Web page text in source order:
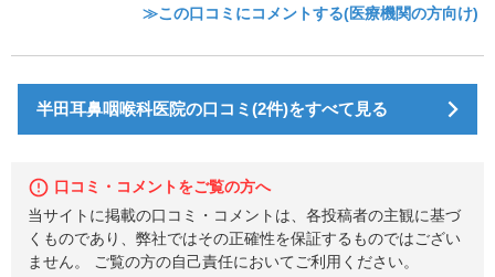
≫この口コミにコメントする(医療機関の方向け)
半田耳鼻咽喉科医院の口コミ(2件)をすべて見る
口コミ・コメントをご覧の方へ
当サイトに掲載の口コミ・コメントは、各投稿者の主観に基づ
くものであり、弊社ではその正確性を保証するものではござい
ません。 ご覧の方の自己責任においてご利用ください。